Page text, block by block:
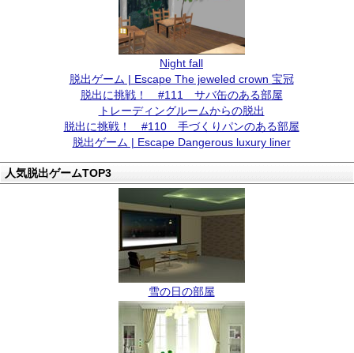
Night fall
脱出ゲーム | Escape The jeweled crown 宝冠
脱出に挑戦！ #111 サバ缶のある部屋
トレーディングルームからの脱出
脱出に挑戦！ #110 手づくりパンのある部屋
脱出ゲーム | Escape Dangerous luxury liner
人気脱出ゲームTOP3
雪の日の部屋